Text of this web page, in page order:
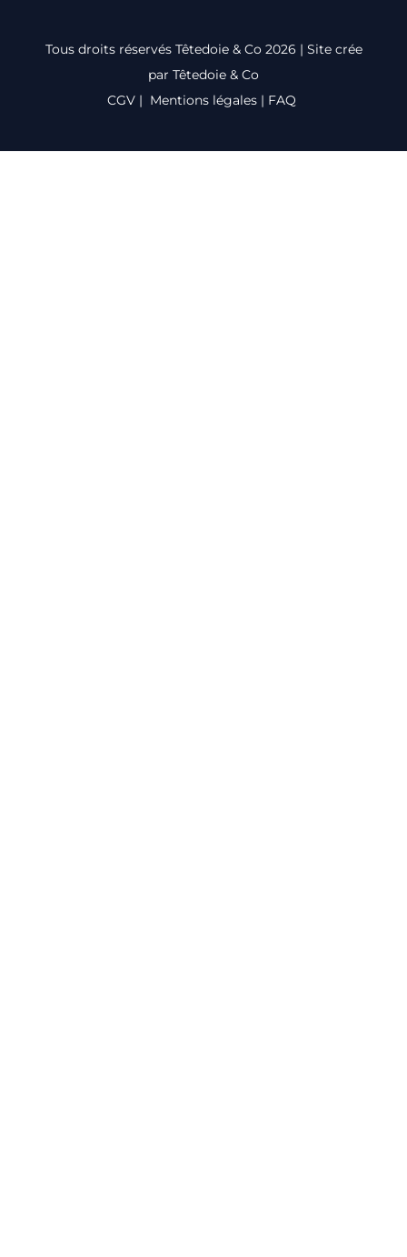
Tous droits réservés Têtedoie & Co 2026 | Site crée
par Têtedoie & Co
CGV | Mentions légales | FAQ